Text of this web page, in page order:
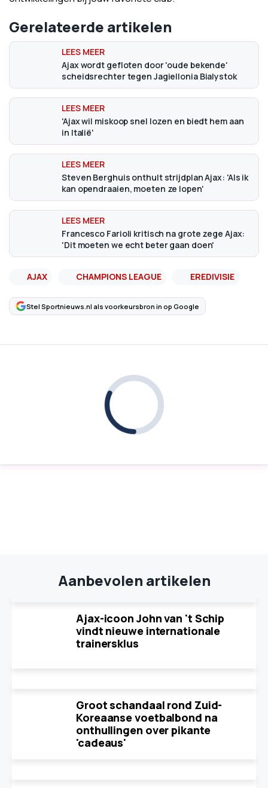
Gerelateerde artikelen
Ajax wordt gefloten door 'oude bekende'
scheidsrechter tegen Jagiellonia Bialystok
'Ajax wil miskoop snel lozen en biedt hem aan
in Italië'
Steven Berghuis onthult strijdplan Ajax: 'Als ik
kan opendraaien, moeten ze lopen'
Francesco Farioli kritisch na grote zege Ajax:
'Dit moeten we echt beter gaan doen'
AJAX CHAMPIONS LEAGUE EREDIVISIE
Stel Sportnieuws.nl als voorkeursbron in op Google
Aanbevolen artikelen
Ajax-icoon John van 't Schip
vindt nieuwe internationale
trainersklus
Groot schandaal rond Zuid-
Koreaanse voetbalbond na
onthullingen over pikante
'cadeaus'